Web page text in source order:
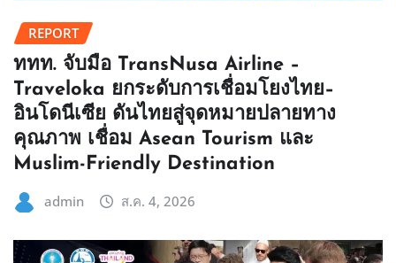
REPORT
ททท. จับมือ TransNusa Airline –
Traveloka ยกระดับการเชื่อมโยงไทย–
อินโดนีเซีย ดันไทยสู่จุดหมายปลายทาง
คุณภาพ เชื่อม Asean Tourism และ
Muslim-Friendly Destination
admin ส.ค. 4, 2026